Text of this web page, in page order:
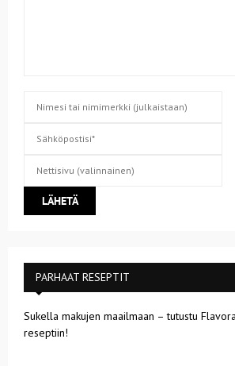
PARHAAT RESEPTIT
Sukella makujen maailmaan – tutustu
reseptiin!